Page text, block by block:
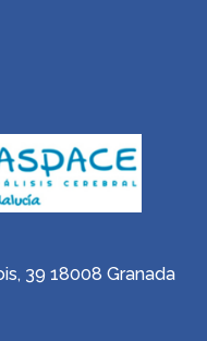
39 18008 Granada